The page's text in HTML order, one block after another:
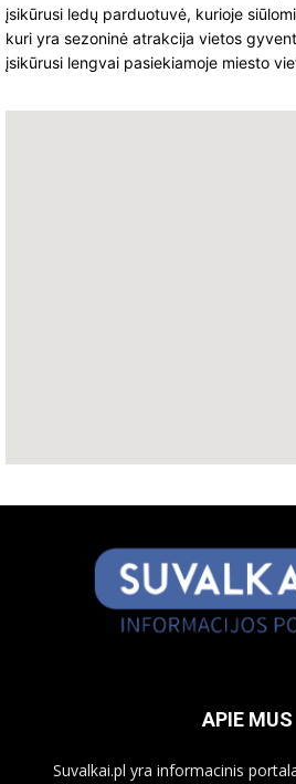
įsikūrusi ledų parduotuvė, kurioje
kuri yra sezoninė atrakcija vietos
įsikūrusi lengvai pasiekiamoje miesto
APIE MUS
Suvalkai.pl yra informacinis